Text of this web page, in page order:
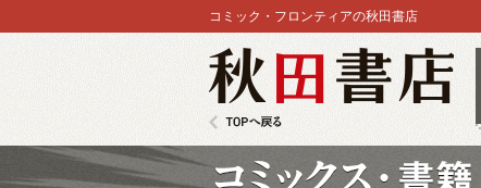
秋田書店
TOPへ戻る
コミック・フロンティアの秋田書店